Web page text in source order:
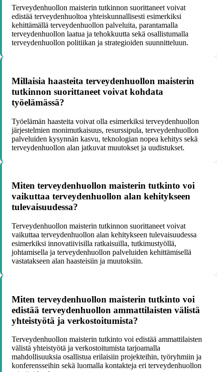
Terveydenhuollon maisterin tutkinnon suorittaneet voivat
edistää terveydenhuoltoa yhteiskunnallisesti esimerkiksi
kehittämällä terveydenhuollon palveluita, parantamalla
terveydenhuollon laatua ja tehokkuutta sekä osallistumalla
terveydenhuollon politiikan ja strategioiden suunnitteluun.
Millaisia haasteita terveydenhuollon maisterin
tutkinnon suorittaneet voivat kohdata
työelämässä?
Työelämän haasteita voivat olla esimerkiksi terveydenhuollon
järjestelmien monimutkaisuus, resurssipula, terveydenhuollon
palveluiden kysynnän kasvu, teknologian nopea kehitys sekä
terveydenhuollon alan jatkuvat muutokset ja uudistukset.
Miten terveydenhuollon maisterin tutkinto voi
vaikuttaa terveydenhuollon alan kehitykseen
tulevaisuudessa?
Terveydenhuollon maisterin tutkinnon suorittaneet voivat
vaikuttaa terveydenhuollon alan kehitykseen tulevaisuudessa
esimerkiksi innovatiivisilla ratkaisuilla, tutkimustyöllä,
johtamisella ja terveydenhuollon palveluiden kehittämisellä
vastatakseen alan haasteisiin ja muutoksiin.
Miten terveydenhuollon maisterin tutkinto voi
edistää terveydenhuollon ammattilaisten välistä
yhteistyötä ja verkostoitumista?
Terveydenhuollon maisterin tutkinto voi edistää ammattilaisten
välistä yhteistyötä ja verkostoitumista tarjoamalla
mahdollisuuksia osallistua erilaisiin projekteihin, työryhmiin ja
konferensseihin sekä luomalla kontakteja eri terveydenhuollon